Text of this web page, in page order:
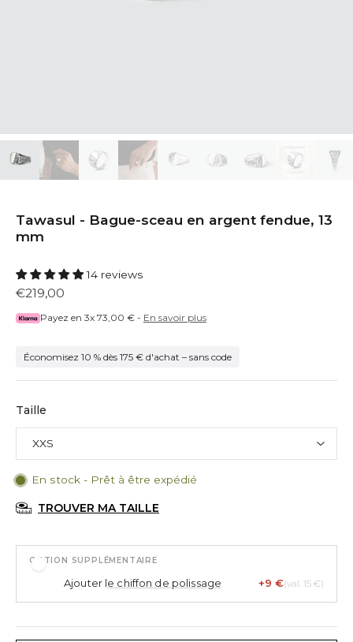
Tawasul - Bague-sceau en argent fendue, 13
mm
14 reviews
€219,00
Payez en 3x 73,00 €- En savoir plus
Économisez 10 % dès 175 € d'achat – sans code
Taille
En stock - Prêt à être expédié
TROUVER MA TAILLE
OPTION SUPPLÉMENTAIRE
Ajouter le chiffon de polissage +9 €(val. 15 €)